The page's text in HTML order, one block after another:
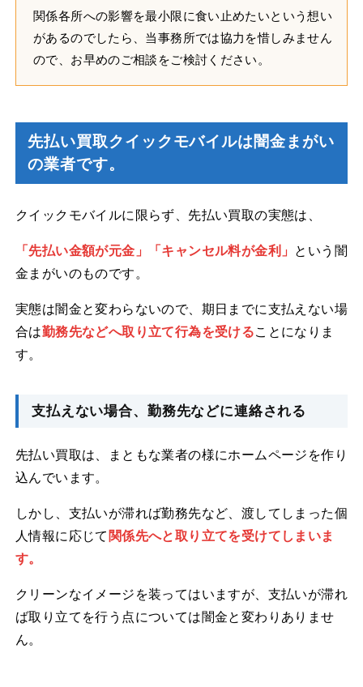
関係各所への影響を最小限に食い止めたいという想い
があるのでしたら、当事務所では協力を惜しみません
ので、お早めのご相談をご検討ください。
先払い買取クイックモバイルは闇金まがい
の業者です。
クイックモバイルに限らず、先払い買取の実態は、
「先払い金額が元金」「キャンセル料が金利」 という闇
金まがいのものです。
実態は闇金と変わらないので、期日までに支払えない場
合は勤務先などへ取り立て行為を受けることになりま
す。
支払えない場合、勤務先などに連絡される
先払い買取は、まともな業者の様にホームページを作り
込んでいます。
しかし、支払いが滞れば勤務先など、渡してしまった個
人情報に応じて 関係先へと取り立てを受けてしまいま
す。
クリーンなイメージを装ってはいますが、支払いが滞れ
ば取り立てを行う点については闇金と変わりありませ
ん。